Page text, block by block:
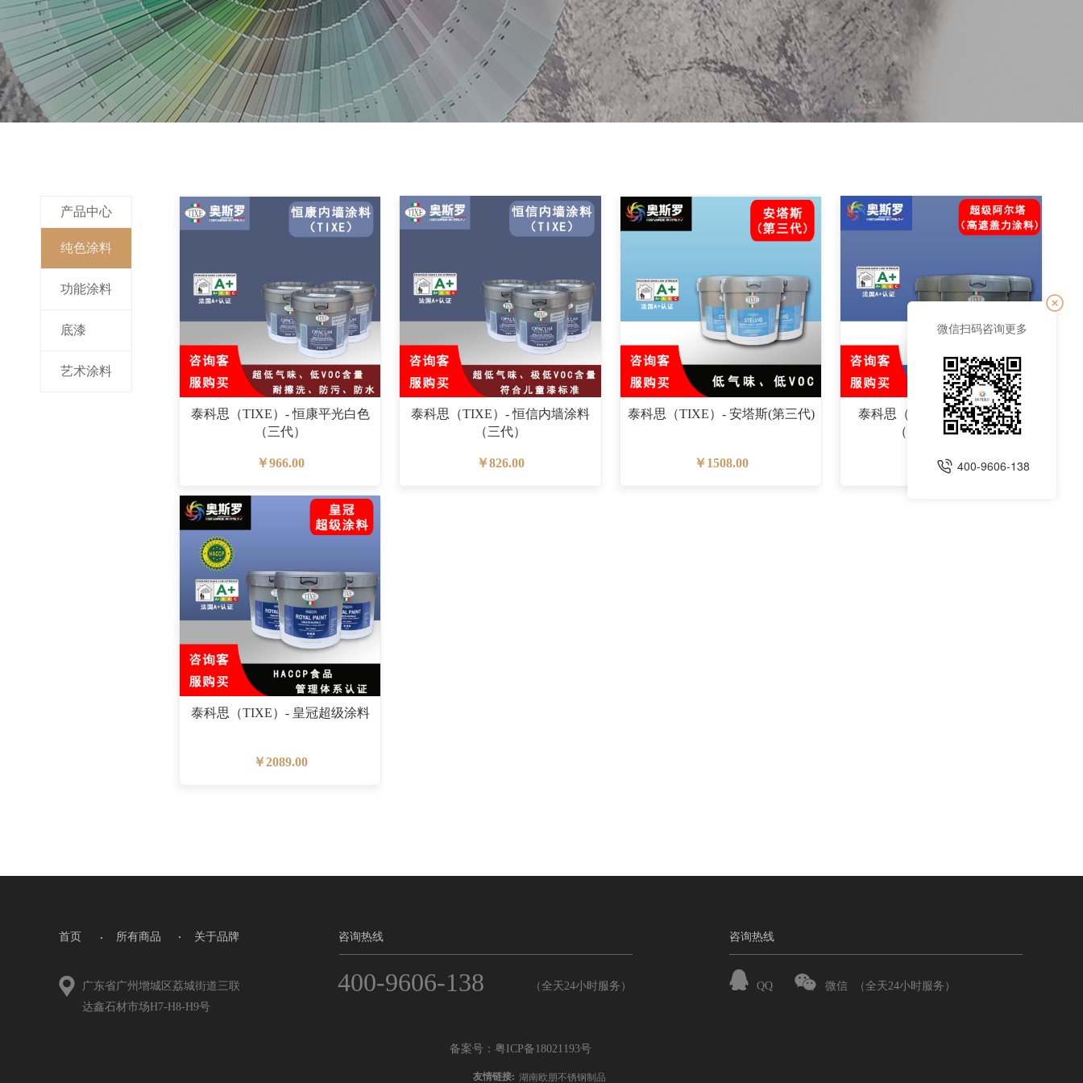
全部
纯色涂料
功能涂料
底漆
艺术涂料
泰科思（TIXE）- 恒康平光白色
（三代）
￥966.00
泰科思（TIXE）- 恒信内墙涂料
（三代）
￥826.00
泰科思（TIXE）- 安塔斯(第三代)
￥1508.00
泰科思（TIXE）- 超级阿尔塔
（高遮盖性涂料)
￥1380.00
泰科思（TIXE）- 皇冠超级涂料
￥2089.00
产品中心
首页 所有商品 关于品牌
· · 咨询热线
广东省广州增城区荔城街道三联
达鑫石材市场H7-H8-H9号
400-9606-138 （全天24小时服务）
咨询热线
（全天24小时服务）
QQ 微信
备案号：粤ICP备18021193号
友情链接: 湖南欧朋不锈钢制品
微信扫码咨询更多
400-9606-138